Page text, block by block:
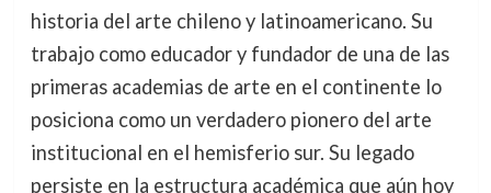
historia del arte chileno y latinoamericano. Su
trabajo como educador y fundador de una de las
primeras academias de arte en el continente lo
posiciona como un verdadero pionero del arte
institucional en el hemisferio sur. Su legado
persiste en la estructura académica que aún hoy